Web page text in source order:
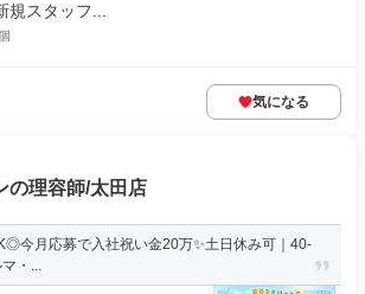
スタッフ...
気になる
の理容師/太田店
今月応募で入社祝い金20万✨️土日休み可｜40-
・...